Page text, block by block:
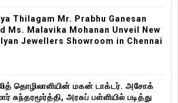
Thilagam Mr. Prabhu Ganesan
Ms. Malavika Mohanan Unveil New
Jewellers Showroom in Chennai
தொழிலாளியின் மகன் டாக்டர். அசோக்
சுந்தரமூர்த்தி, அரசுப் பள்ளியில் படித்து